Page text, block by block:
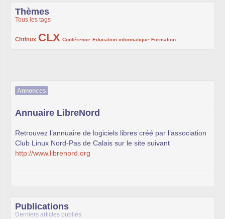
Thèmes
Tous les tags
Chtinux
222/1002CLX
1002/1002 Conférence
132/1002 Education informatique
119/1002 Formation
168/1002
Annonces
Annuaire LibreNord
Retrouvez l’annuaire de logiciels libres créé par l’association
Club Linux Nord-Pas de Calais sur le site suivant
http://www.librenord.org
Publications
Derniers articles publiés